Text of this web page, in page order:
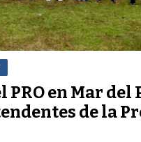
PRO en Mar del
de la